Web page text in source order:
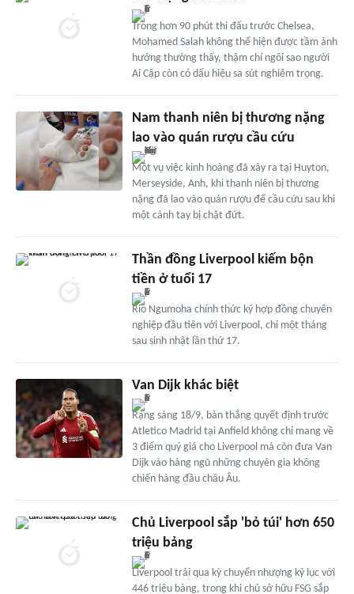
Trong hơn 90 phút thi đấu trước Chelsea,
Mohamed Salah không thể hiện được tầm ảnh
hưởng thường thấy, thậm chí ngôi sao người
Ai Cập còn có dấu hiệu sa sút nghiêm trọng.
Nam thanh niên bị thương nặng
lao vào quán rượu cầu cứu
Một vụ việc kinh hoàng đã xảy ra tại Huyton,
Merseyside, Anh, khi thanh niên bị thương
nặng đã lao vào quán rượu để cầu cứu sau khi
một cánh tay bị chặt đứt.
Thần đồng Liverpool kiếm bộn
tiền ở tuổi 17
Rio Ngumoha chính thức ký hợp đồng chuyên
nghiệp đầu tiên với Liverpool, chỉ một tháng
sau sinh nhật lần thứ 17.
Van Dijk khác biệt
Rạng sáng 18/9, bàn thắng quyết định trước
Atletico Madrid tại Anfield không chỉ mang về
3 điểm quý giá cho Liverpool mà còn đưa Van
Dijk vào hàng ngũ những chuyên gia không
chiến hàng đầu châu Âu.
Chủ Liverpool sắp 'bỏ túi' hơn 650
triệu bảng
Liverpool trải qua kỳ chuyển nhượng kỷ lục với
446 triệu bảng, trong khi chủ sở hữu FSG sắp